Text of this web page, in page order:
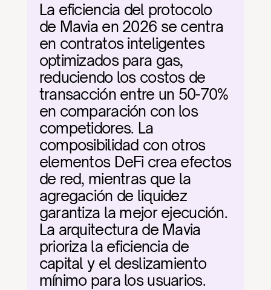
La eficiencia del protocolo
de Mavia en 2026 se centra
en contratos inteligentes
optimizados para gas,
reduciendo los costos de
transacción entre un 50-70%
en comparación con los
competidores. La
composibilidad con otros
elementos DeFi crea efectos
de red, mientras que la
agregación de liquidez
garantiza la mejor ejecución.
La arquitectura de Mavia
prioriza la eficiencia de
capital y el deslizamiento
mínimo para los usuarios.